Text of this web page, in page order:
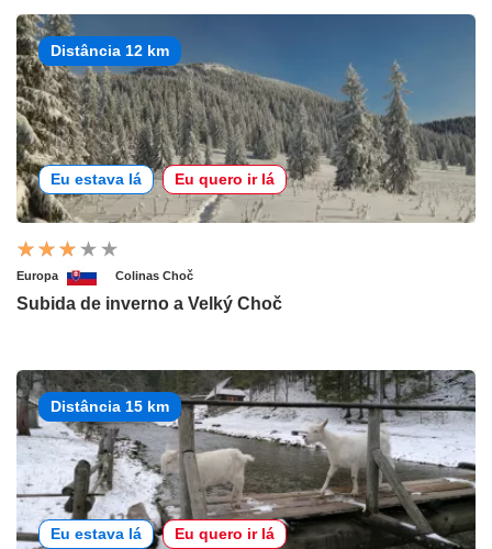
Distância 12 km
Eu estava lá Eu quero ir lá
Europa Colinas Choč
Subida de inverno a Velký Choč
Distância 15 km
Eu estava lá Eu quero ir lá